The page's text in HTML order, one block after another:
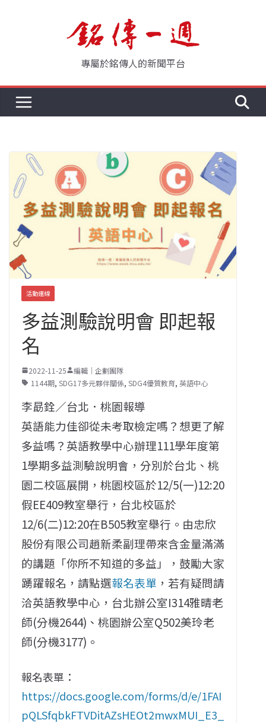
專屬於銘傳人的新聞平台
活動連線
多益測驗說明會 即起報
名
2022-11-25
編輯｜企劃團隊
1144期, SDG17多元夥伴關係, SDG4優質教育, 英語中心
李勗銓／台北．桃園報導
英語能力佳卻從未考取檢定嗎？想更了解
多益嗎？英語教學中心辦理111學年度第
1學期多益測驗說明會，分別於台北、桃
園二校區展開，桃園校區於12/5(一)12:20
假EE409教室舉行，台北校區於
12/6(二)12:20在B505教室舉行。由忠欣
股份有限公司趙新柔副理帶來含金量滿滿
的講題「你所不知道的多益」，鼓勵大家
踴躍報名，請點選報名表單 ，若有疑問請
洽英語教學中心，台北辦公室I314雅晴老
師(分機2644)、桃園辦公室Q502美玲老
師(分機3177)。
報名表單：
https://docs.google.com/forms/d/e/1FAI
pQLSfqbkFTVDitAZsHEOt2mwxMUI_E3_